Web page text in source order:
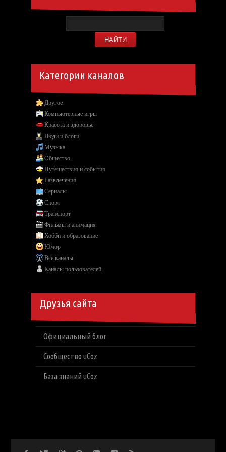
Категории каналов
Другое
Компьютерные игры
Красота и здоровье
Люди и блоги
Музыка
Общество
Путешествия и события
Развлечения
Сериалы
Спорт
Транспорт
Фильмы и анимация
Хобби и образование
Юмор
Все каналы
Каналы пользователей
Друзья сайта
Официальный блог
Сообщество uCoz
База знаний uCoz